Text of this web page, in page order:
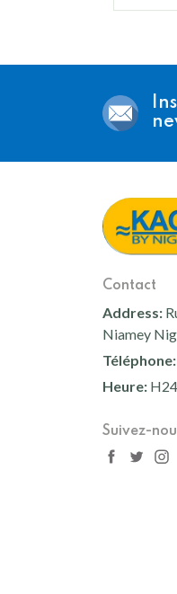
Contact
Address:
Niamey
Téléphone:
Heure:
Suivez-